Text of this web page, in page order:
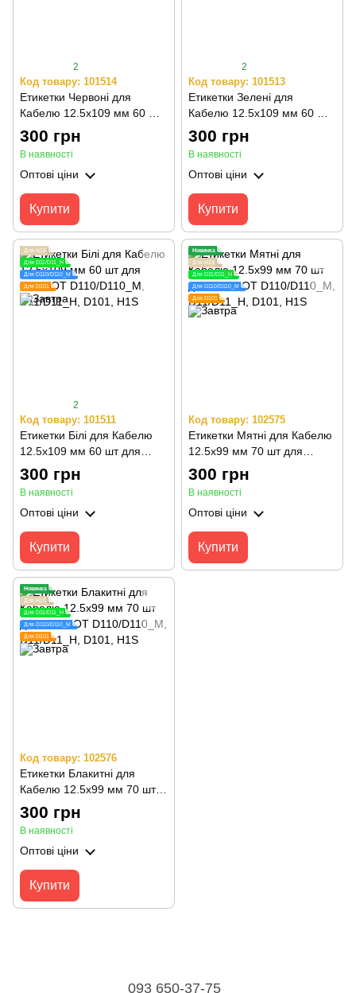
2
Код товару: 101514
Етикетки Червоні для
Кабелю 12.5х109 мм 60 шт
для NIIMBOT D110/D110_M,
D11/D11_H, D101, H1S
300 грн
В наявності
Оптові ціни
Купити
2
Код товару: 101513
Етикетки Зелені для
Кабелю 12.5х109 мм 60 шт
для NIIMBOT D110/D110_M,
D11/D11_H, D101, H1S
300 грн
В наявності
Оптові ціни
Купити
Для H1S
Для D11/D11_H
Для D110/D110_M
Для D101
2
Код товару: 101511
Етикетки Білі для Кабелю
12.5х109 мм 60 шт для
NIIMBOT D110/D110_M,
D11/D11_H, D101, H1S
300 грн
В наявності
Оптові ціни
Купити
Новинка
Для H1S
Для D11/D11_H
Для D110/D110_M
Для D101
Код товару: 102575
Етикетки Мятні для Кабелю
12.5х99 мм 70 шт для
NIIMBOT D110/D110_M,
D11/D11_H, D101, H1S
300 грн
В наявності
Оптові ціни
Купити
Новинка
Для H1S
Для D11/D11_H
Для D110/D110_M
Для D101
Код товару: 102576
Етикетки Блакитні для
Кабелю 12.5х99 мм 70 шт
для NIIMBOT D110/D110_M,
D11/D11_H, D101, H1S
300 грн
В наявності
Оптові ціни
Купити
093 650-37-75